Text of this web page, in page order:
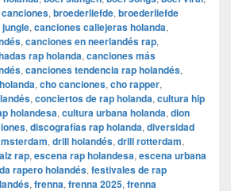
, broederliefde, broederliefde
, canciones callejeras holanda,
, canciones en neerlandés rap,
rap holanda, canciones más
, canciones tendencia rap holandés,
, cho canciones, cho rapper,
, conciertos de rap holanda, cultura hip
holandesa, cultura urbana holanda, dion
, discografías rap holanda, diversidad
, drill holandés, drill rotterdam,
rap, escena rap holandesa, escena urbana
rapero holandés, festivales de rap
, frenna, frenna 2025, frenna